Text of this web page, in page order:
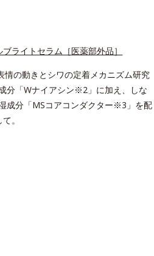
ブライトセラム［医薬部外品］
の動きとシワの定着メカニズム研究
分「Wナイアシン※2」に加え、しな
成分「MSコアコンダクター※3」を配
。